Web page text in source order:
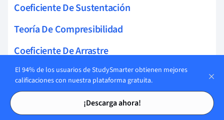
Tarjetas de estudio
Tarjetas de estudio
Coeficiente De Sustentación
Teoría De Compresibilidad
Coeficiente De Arrastre
Teoría De Alas Delgadas
Teoría De Capa Límite
Teorema De Bernoulli
El 94% de los usuarios de StudySmarter obtienen mejores
calificaciones con nuestra plataforma gratuita.
¡Descarga ahora!